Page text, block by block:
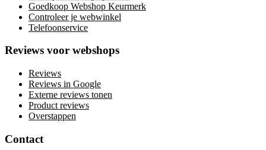
Goedkoop Webshop Keurmerk
Controleer je webwinkel
Telefoonservice
Reviews voor webshops
Reviews
Reviews in Google
Externe reviews tonen
Product reviews
Overstappen
Contact